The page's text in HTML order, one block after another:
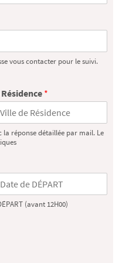
vous contacter pour le suivi.
*
la réponse détaillée par mail. Le
(avant 12H00)